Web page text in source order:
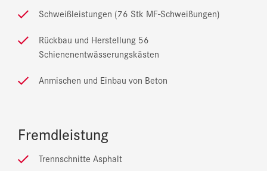
Schweißleistungen (76 Stk MF-Schweißungen)
Rückbau und Herstellung 56
Schienenentwässerungskästen
Anmischen und Einbau von Beton
Fremdleistung
Trennschnitte Asphalt